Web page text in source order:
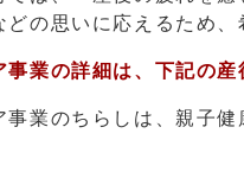
どの思いに応えるため
事業の詳細は、下記の
事業のちらしは、親子